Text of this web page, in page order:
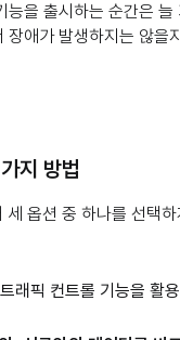
을 출시하는 순간은
장애가 발생하지는 않
지 방법
세 옵션 중 하나를 선택하
래픽 컨트롤 기능을 활